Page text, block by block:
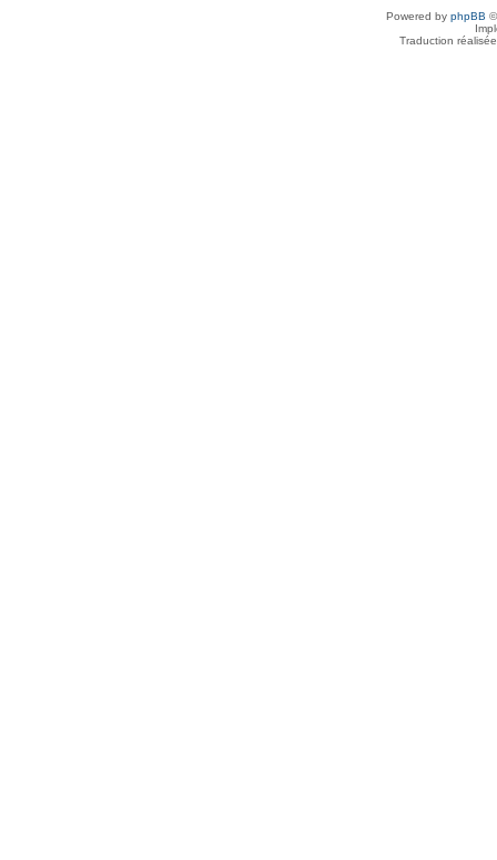
Powered by phpBB
Traduction